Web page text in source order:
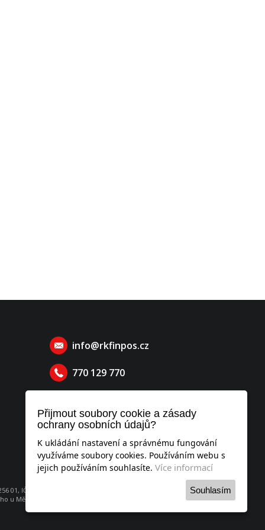
Přijmout soubory cookie a zásady
ochrany osobních údajů?
K ukládání nastavení a správnému fungování
využíváme soubory cookies. Používáním webu s
jejich používáním souhlasíte. Více informací
Souhlasím
info@rkfinpos.cz
770 129 770
01, IČO: 052 53 951
Městského soudu v Praze, oddíl C, vložka 260736